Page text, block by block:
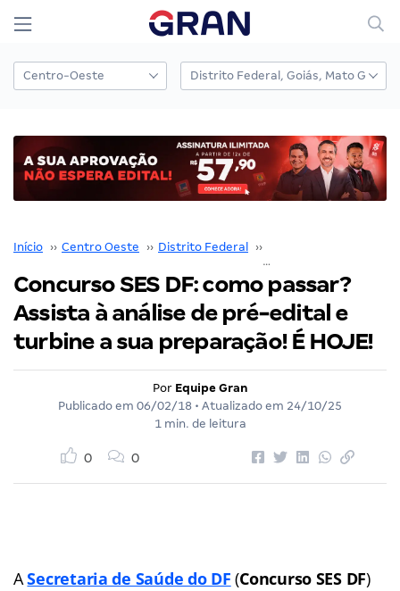
Início ›› Centro Oeste ›› Distrito Federal ››
Concurso SES DF: como passar?
Assista à análise de pré-edital e
turbine a sua preparação! É HOJE!
Por Equipe Gran
Publicado em 06/02/18 • Atualizado em 24/10/25
1 min. de leitura
0 0
ASecretaria de Saúde do DF (Concurso SES DF)